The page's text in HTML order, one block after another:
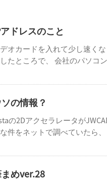
ドレスのこと
オカードを入れて少し速く
したところで、 会社のパソコ
の情報？
の2Dアクセラレータが
件をネットで調べていたら、
めver.28